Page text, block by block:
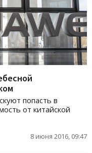
попасть в
от китайской
8 июня 2016, 09:47